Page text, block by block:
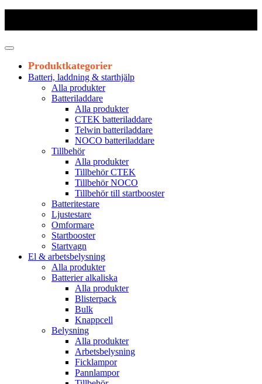
Produktkategorier
Batteri, laddning & starthjälp
Alla produkter
Batteriladdare
Alla produkter
CTEK batteriladdare
Telwin batteriladdare
NOCO batteriladdare
Tillbehör
Alla produkter
Tillbehör CTEK
Tillbehör NOCO
Tillbehör till startbooster
Batteritestare
Ljustestare
Omformare
Startbooster
Startvagn
El & arbetsbelysning
Alla produkter
Batterier alkaliska
Alla produkter
Blisterpack
Bulk
Knappcell
Belysning
Alla produkter
Arbetsbelysning
Ficklampor
Pannlampor